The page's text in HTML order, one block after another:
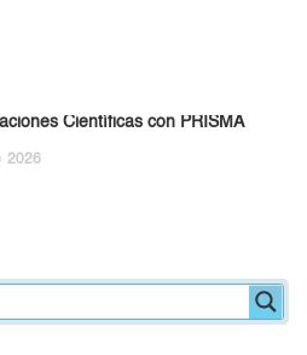
Científicas con PRISMA
2026